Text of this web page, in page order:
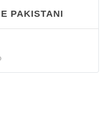
PAKISTANI